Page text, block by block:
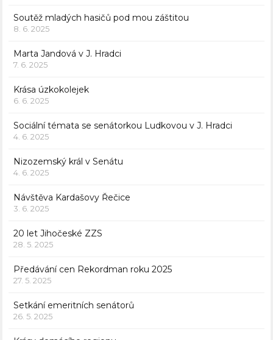
Soutěž mladých hasičů pod mou záštitou
8. 6. 2025
Marta Jandová v J. Hradci
7. 6. 2025
Krása úzkokolejek
6. 6. 2025
Sociální témata se senátorkou Ludkovou v J. Hradci
4. 6. 2025
Nizozemský král v Senátu
4. 6. 2025
Návštěva Kardašovy Řečice
3. 6. 2025
20 let Jihočeské ZZS
28. 5. 2025
Předávání cen Rekordman roku 2025
27. 5. 2025
Setkání emeritních senátorů
26. 5. 2025